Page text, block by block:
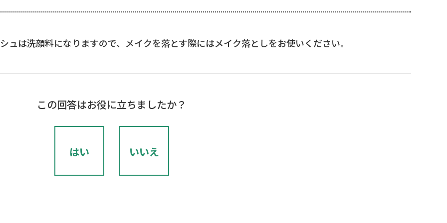
は洗顔料になりますので、メイクを落とす際にはメイク落としをお使いください。
この回答はお役に立ちましたか？
はい いいえ